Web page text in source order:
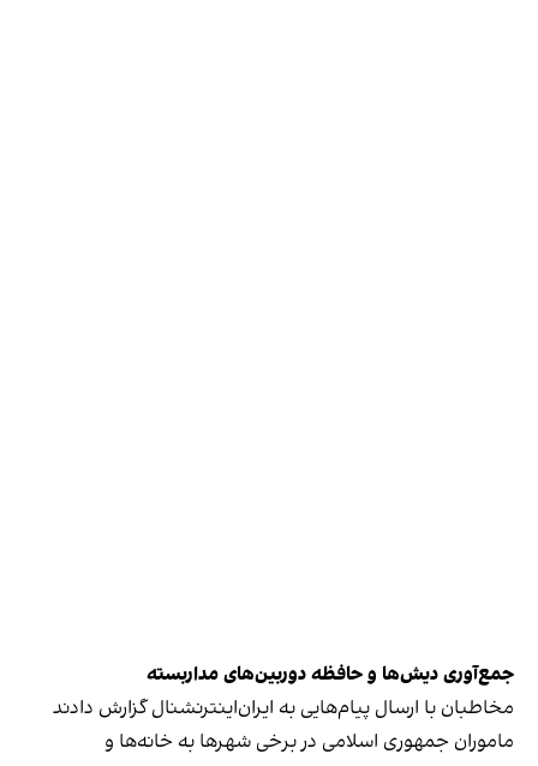
جمع‌آوری دیش‌‌ها و حافظه دوربین‌های مداربسته
مخاطبان با ارسال پیام‌هایی به ایران‌اینترنشنال گزارش دادند
ماموران جمهوری اسلامی در برخی شهرها به خانه‌ها و